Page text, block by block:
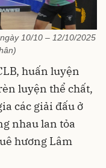
10/10 – 12/10/2025
huấn luyện
luyện thể chất,
các giải đấu ở
nhau lan tỏa
hương Lâm